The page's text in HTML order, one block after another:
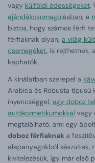
vagy külföldi édességeket.
ajándékcsomagolásban, a
biztos, hogy számos férfi
férfiaknak olyan, a világ
csemegéket, is rejthetnek,
kaphatók.
A kínálatban szerepel a
Arabica és Robusta típusú
ínyencséggel, egy doboz
autókozmetikumokkal vagy
megtalálható, ami egy
doboz férfiaknak a
alapanyagokból készültek,
kivitelezésük, így már első